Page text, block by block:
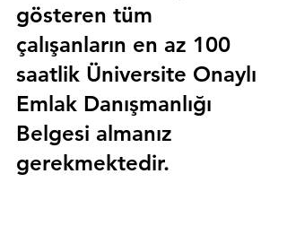
gösteren tüm
çalışanların en az 100
saatlik Üniversite Onaylı
Emlak Danışmanlığı
Belgesi almanız
gerekmektedir.